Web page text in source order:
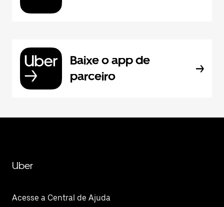
Baixe o app de
parceiro
Uber
Acesse a Central de Ajuda